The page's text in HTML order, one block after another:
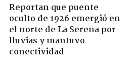
Reportan que puente
oculto de 1926 emergió en
el norte de La Serena por
lluvias y mantuvo
conectividad